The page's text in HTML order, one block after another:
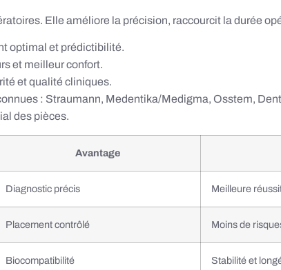
Elle améliore la précision, raccourcit la durée
optimal et prédictibilité.
et meilleur confort.
et qualité cliniques.
: Straumann, Medentika/Medigma, Osstem,
des pièces.
Avantage
Diagnostic précis Meilleure
Placement contrôlé Moins de
Biocompatibilité Stabilité et